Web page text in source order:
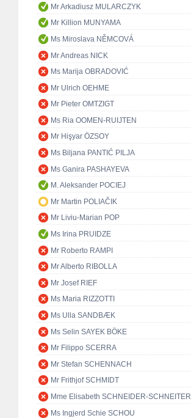
Mr Arkadiusz MULARCZYK
Mr Killion MUNYAMA
Ms Miroslava NĚMCOVÁ
Mr Andreas NICK
Ms Marija OBRADOVIĆ
Mr Ulrich OEHME
Mr Pieter OMTZIGT
Ms Ria OOMEN-RUIJTEN
Mr Hişyar ÖZSOY
Ms Biljana PANTIĆ PILJA
Ms Ganira PASHAYEVA
M. Aleksander POCIEJ
Mr Martin POLIAČIK
Mr Liviu-Marian POP
Ms Irina PRUIDZE
Mr Roberto RAMPI
Mr Alberto RIBOLLA
Mr Josef RIEF
Ms Maria RIZZOTTI
Ms Ulla SANDBÆK
Ms Selin SAYEK BÖKE
Mr Filippo SCERRA
Mr Stefan SCHENNACH
Mr Frithjof SCHMIDT
Mme Elisabeth SCHNEIDER-SCHNEITER
Ms Ingjerd Schie SCHOU